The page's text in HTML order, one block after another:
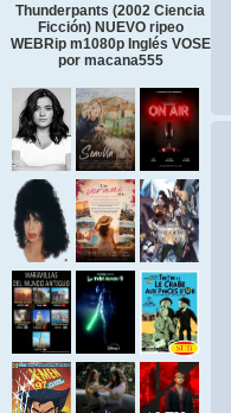
Thunderpants (2002 Ciencia
Ficción) NUEVO ripeo
WEBRip m1080p Inglés VOSE
por macana555